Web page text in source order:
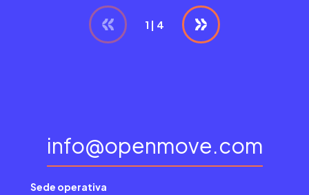
1 | 4
info@openmove.com
Sede operativa